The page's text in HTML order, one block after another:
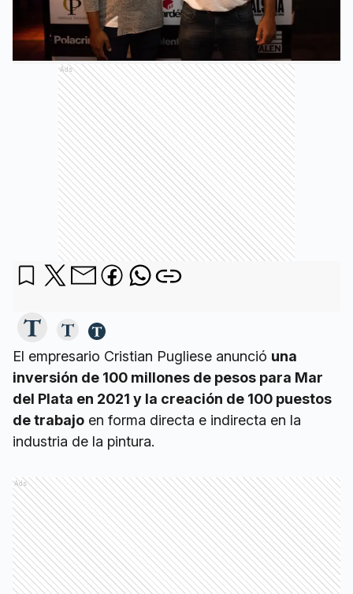
Ads
El empresario Cristian Pugliese anunció una
inversión de 100 millones de pesos para Mar
del Plata en 2021 y la creación de 100 puestos
de trabajo en forma directa e indirecta en la
industria de la pintura.
Ads